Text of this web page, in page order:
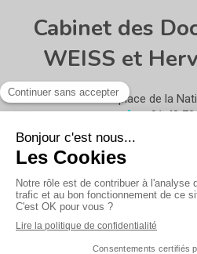
Cabinet des
WEISS et
13 place de la
01 43
Politique de
Mentions
Conditions